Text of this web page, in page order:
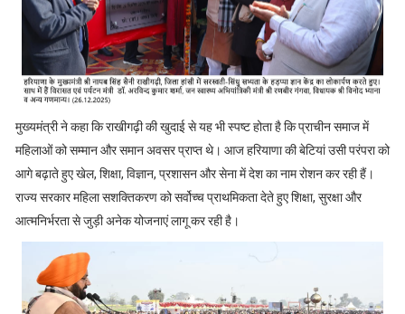
मुख्यमंत्री ने कहा कि राखीगढ़ी की खुदाई से यह भी स्पष्ट होता है कि प्राचीन समाज में
महिलाओं को सम्मान और समान अवसर प्राप्त थे। आज हरियाणा की बेटियां उसी परंपरा को
आगे बढ़ाते हुए खेल, शिक्षा, विज्ञान, प्रशासन और सेना में देश का नाम रोशन कर रही हैं।
राज्य सरकार महिला सशक्तिकरण को सर्वोच्च प्राथमिकता देते हुए शिक्षा, सुरक्षा और
आत्मनिर्भरता से जुड़ी अनेक योजनाएं लागू कर रही है।